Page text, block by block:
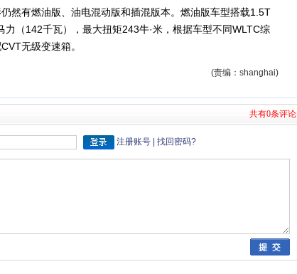
有燃油版、油电混动版和插混版本。燃油版车型搭载1.5T
（142千瓦），最大扭矩243牛·米，根据车型不同WLTC综
无级变速箱。
(责编：shanghai)
共有0条评论
注册账号 找回密码?